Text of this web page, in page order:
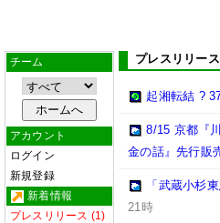
チーム
アカウント
ログイン
新規登録
新着情報
プレスリリース (1)
プレスリリース
起湘転結 ?
8/15 京都『
金の話』先行販
「武蔵小杉
21時